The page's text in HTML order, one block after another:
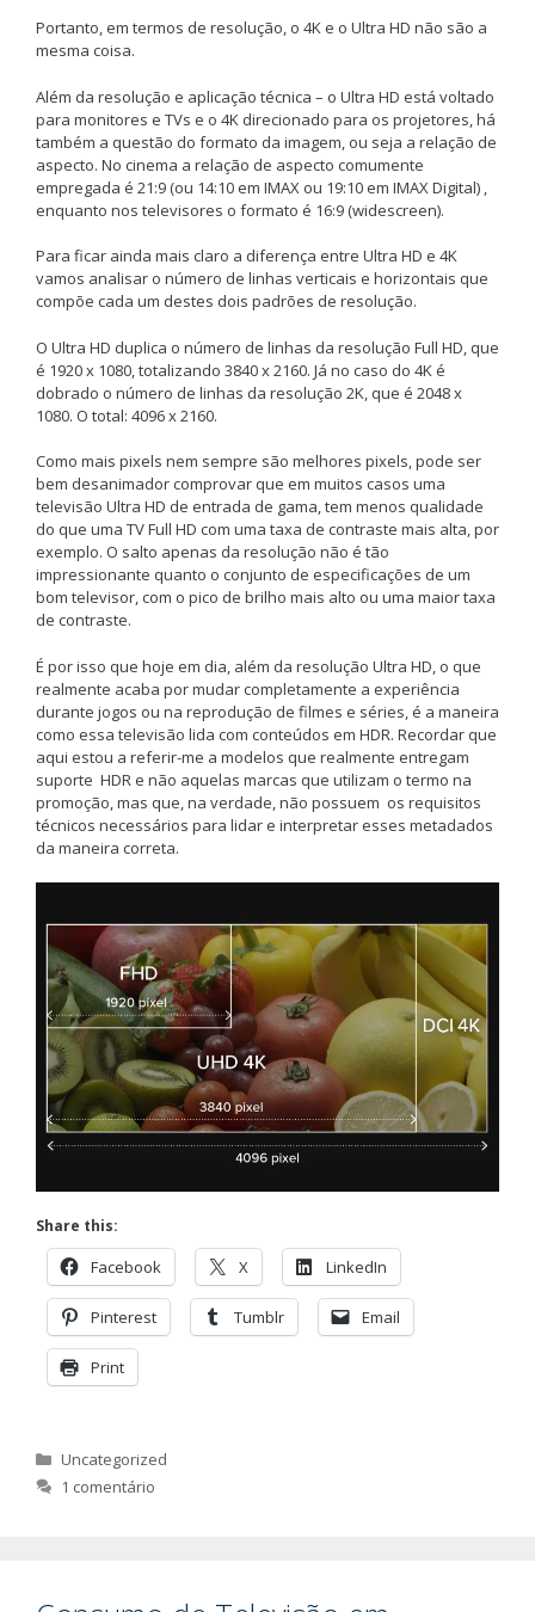
Portanto, em termos de resolução, o 4K e o Ultra HD não são a
mesma coisa.
Além da resolução e aplicação técnica – o Ultra HD está voltado
para monitores e TVs e o 4K direcionado para os projetores, há
também a questão do formato da imagem, ou seja a relação de
aspecto. No cinema a relação de aspecto comumente
empregada é 21:9 (ou 14:10 em IMAX ou 19:10 em IMAX Digital) ,
enquanto nos televisores o formato é 16:9 (widescreen).
Para ficar ainda mais claro a diferença entre Ultra HD e 4K
vamos analisar o número de linhas verticais e horizontais que
compõe cada um destes dois padrões de resolução.
O Ultra HD duplica o número de linhas da resolução Full HD, que
é 1920 x 1080, totalizando 3840 x 2160. Já no caso do 4K é
dobrado o número de linhas da resolução 2K, que é 2048 x
1080. O total: 4096 x 2160.
Como mais pixels nem sempre são melhores pixels, pode ser
bem desanimador comprovar que em muitos casos uma
televisão Ultra HD de entrada de gama, tem menos qualidade
do que uma TV Full HD com uma taxa de contraste mais alta, por
exemplo. O salto apenas da resolução não é tão
impressionante quanto o conjunto de especificações de um
bom televisor, com o pico de brilho mais alto ou uma maior taxa
de contraste.
É por isso que hoje em dia, além da resolução Ultra HD, o que
realmente acaba por mudar completamente a experiência
durante jogos ou na reprodução de filmes e séries, é a maneira
como essa televisão lida com conteúdos em HDR. Recordar que
aqui estou a referir-me a modelos que realmente entregam
suporte HDR e não aquelas marcas que utilizam o termo na
promoção, mas que, na verdade, não possuem os requisitos
técnicos necessários para lidar e interpretar esses metadados
da maneira correta.
Share this:
Facebook X LinkedIn
Pinterest Tumblr Email
Print
Categorias
Uncategorized
1 comentário